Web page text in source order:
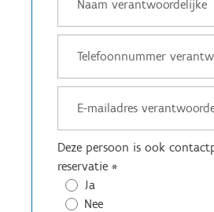
Deze persoon is ook
reservatie *
Ja
Nee